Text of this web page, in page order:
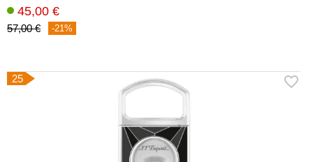
45,00 €
57,00 € -21%
25